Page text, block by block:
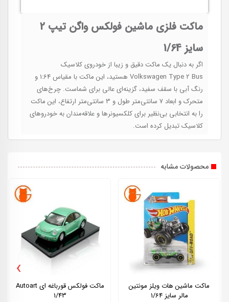
ماکت فلزی ماشین فولکس واگن تیپ 2
سایز 1/64
اگر به دنبال یک ماکت دقیق و زیبا از خودروی کلاسیک
Volkswagen Type 2 Bus هستید، این ماکت با مقیاس 1:64 و
رنگ آبی با سقف سفید، گزینه‌ای عالی برای شماست. چرخ‌های
متحرک و ابعاد 7 سانتی‌متر طول و 3 سانتی‌متر ارتفاع، این ماکت
را به انتخابی بی‌نظیر برای کلکسیونرها و علاقه‌مندان به خودروهای
کلاسیک تبدیل کرده است.
محصولات مشابه
ماکت ماشین هات ویلز مونتین
مالر سایز 1/64
ماکت فولکس قورباغه ای Autoart
1/43
›